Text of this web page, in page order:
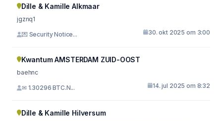
Dille & Kamille Alkmaar
jgznq1
💌 Security Notice... 30. okt 2025 om 3:00
Kwantum AMSTERDAM ZUID-OOST
baehnc
✉ 1.30296 BTC.N... 14. jul 2025 om 8:32
Dille & Kamille Hilversum